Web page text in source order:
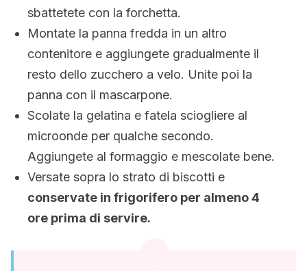
sbattetete con la forchetta.
Montate la panna fredda in un altro
contenitore e aggiungete gradualmente il
resto dello zucchero a velo. Unite poi la
panna con il mascarpone.
Scolate la gelatina e fatela sciogliere al
microonde per qualche secondo.
Aggiungete al formaggio e mescolate bene.
Versate sopra lo strato di biscotti e
conservate in frigorifero per almeno 4
ore prima di servire.